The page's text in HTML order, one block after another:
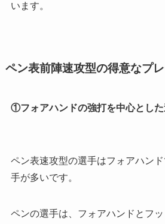
います。
ペン表前陣速攻型の得意なプ
①フォアハンドの強打を中心とし
ペン表速攻型の選手はフォアハン
手が多いです。
ペンの選手は、フォアハンドとフ